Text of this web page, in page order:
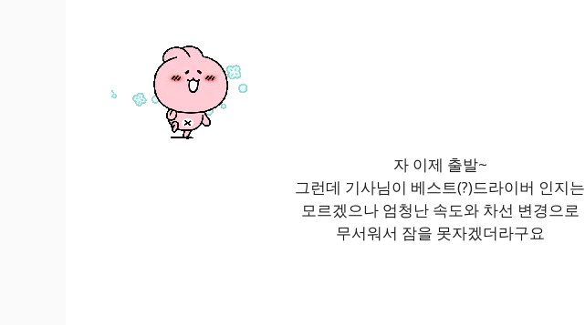
자 이제 출발~
그런데 기사님이 베스트(?)드라이버 인지는
모르겠으나 엄청난 속도와 차선 변경으로
무서워서 잠을 못자겠더라구요